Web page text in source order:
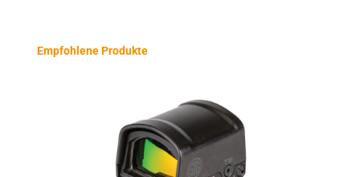
Produktgalerie überspringen
Empfohlene Produkte